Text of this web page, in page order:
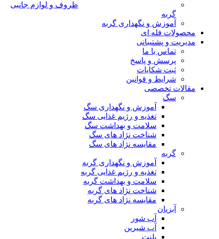
ظروف و لوازم جانبی
گربه
آموزش و نگهداری گربه
محصولات فله ای
مدیریت و پشتیبانی
تماس با ما
پرسش و پاسخ
ثبت شکایات
شرایط و قوانین
مقالات تخصصی
سگ
آموزش و نگهداری سگ
تغذیه و رژیم غذایی سگ
سلامت و بهداشت سگ
شناخت نژاد های سگ
مقایسه نژاد های سگ
گربه
آموزش و نگهداری گربه
تغذیه و رژیم غذایی گربه
سلامت و بهداشت گربه
شناخت نژاد های گربه
مقایسه نژاد های گربه
آبزیان
آب شور
آب شیرین
پلنت